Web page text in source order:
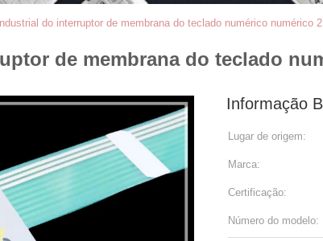
do interruptor de membrana do teclado numérico numérico
de membrana do teclado
Informação
Lugar de origem:
Marca:
Certificação:
Número do modelo: